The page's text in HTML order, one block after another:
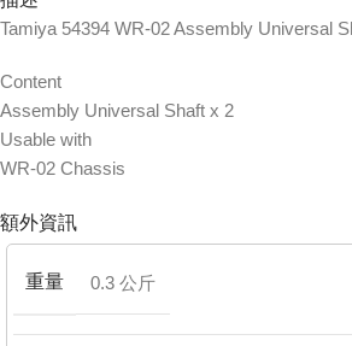
Tamiya 54394 WR-02 Assembly Universal
Content
Assembly Universal Shaft x 2
Usable with
WR-02 Chassis
額外資訊
重量 0.3 公斤